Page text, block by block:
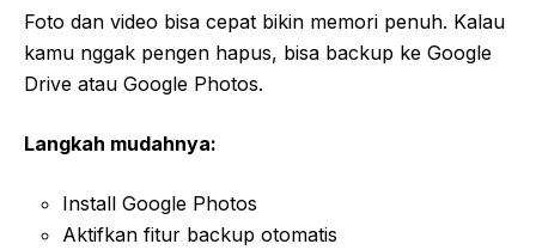
Foto dan video bisa cepat bikin memori penuh. Kalau
kamu nggak pengen hapus, bisa backup ke Google
Drive atau Google Photos.
Langkah mudahnya:
Install Google Photos
Aktifkan fitur backup otomatis